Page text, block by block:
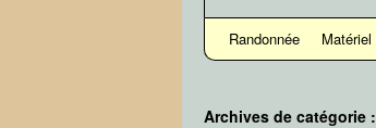
Randonnée Matériel
Archives de catégorie :